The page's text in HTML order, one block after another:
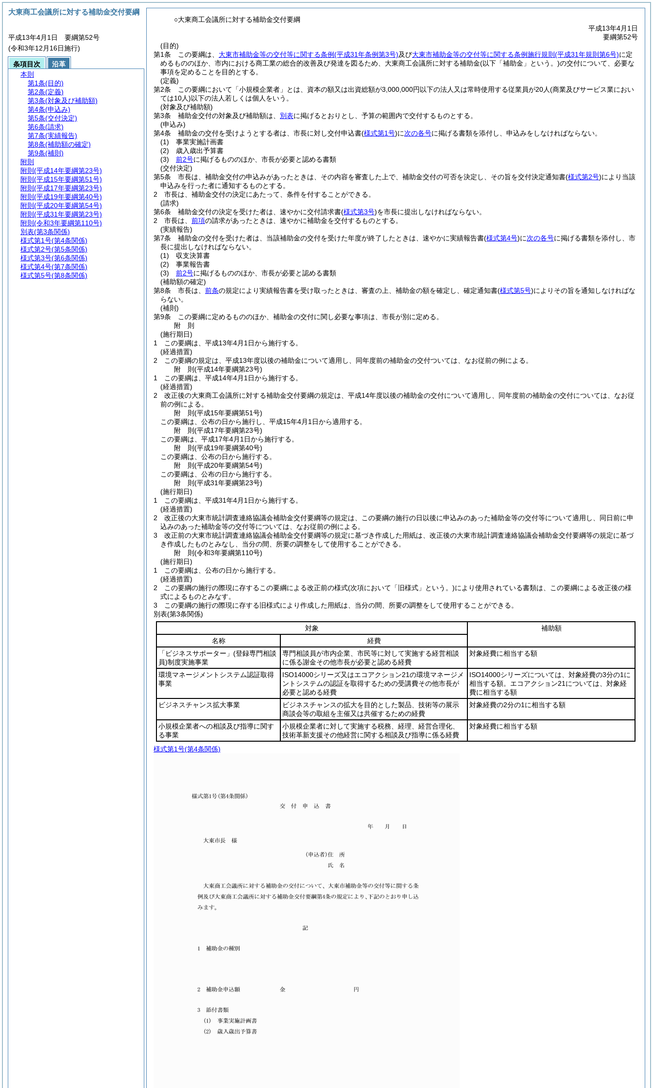
○大東商工会議所に対する補助金交付要綱
平成13年4月1日
要綱第52号
(目的)
第1条
この要綱は、 大東市補助金等の交付等に関する条例(平成31年条例第3号)及び大東市補助金等の交付等に関する条例施行規則 (平成31年規則第6号)に定
めるもののほか、市内における商工業の総合的改善及び発達を図るため、大東商工会議所に対する補助金(以下「補助金」という。)の交付について、必要な
事項を定めることを目的とする。
(定義)
第2条
この要綱において「小規模企業者」とは、資本の額又は出資総額が3,000,000円以下の法人又は常時使用する従業員が20人(商業及びサービス業におい
ては10人)以下の法人若しくは個人をいう。
(対象及び補助額)
第3条
補助金交付の対象及び補助額は、 別表に掲げるとおりとし、予算の範囲内で交付するものとする。
(申込み)
第4条
補助金の交付を受けようとする者は、市長に対し交付申込書(様式第1号)に次の各号に掲げる書類を添付し、申込みをしなければならない。
(1)
事業実施計画書
(2)
歳入歳出予算書
(3)
前2号に掲げるもののほか、市長が必要と認める書類
(交付決定)
第5条
市長は、補助金交付の申込みがあったときは、その内容を審査した上で、補助金交付の可否を決定し、その旨を交付決定通知書(様式第2号)により当該
申込みを行った者に通知するものとする。
2
市長は、補助金交付の決定にあたって、条件を付することができる。
(請求)
第6条
補助金交付の決定を受けた者は、速やかに交付請求書(様式第3号)を市長に提出しなければならない。
2
市長は、 前項の請求があったときは、速やかに補助金を交付するものとする。
(実績報告)
第7条
補助金の交付を受けた者は、当該補助金の交付を受けた年度が終了したときは、速やかに実績報告書(様式第4号)に次の各号に掲げる書類を添付し、市
長に提出しなければならない。
(1)
収支決算書
(2)
事業報告書
(3)
前2号に掲げるもののほか、市長が必要と認める書類
(補助額の確定)
第8条
市長は、 前条の規定により実績報告書を受け取ったときは、審査の上、補助金の額を確定し、確定通知書(様式第5号)によりその旨を通知しなければな
らない。
(補則)
第9条
この要綱に定めるもののほか、補助金の交付に関し必要な事項は、市長が別に定める。
附 則
(施行期日)
1
この要綱は、平成13年4月1日から施行する。
(経過措置)
2
この要綱の規定は、平成13年度以後の補助金について適用し、同年度前の補助金の交付ついては、なお従前の例による。
附 則(平成14年要綱第23号)
1
この要綱は、平成14年4月1日から施行する。
(経過措置)
2
改正後の大東商工会議所に対する補助金交付要綱の規定は、平成14年度以後の補助金の交付について適用し、同年度前の補助金の交付については、なお従
前の例による。
附 則(平成15年要綱第51号)
この要綱は、公布の日から施行し、平成15年4月1日から適用する。
附 則(平成17年要綱第23号)
この要綱は、平成17年4月1日から施行する。
附 則(平成19年要綱第40号)
この要綱は、公布の日から施行する。
附 則(平成20年要綱第54号)
この要綱は、公布の日から施行する。
附 則(平成31年要綱第23号)
(施行期日)
1
この要綱は、平成31年4月1日から施行する。
(経過措置)
2
改正後の大東市統計調査連絡協議会補助金交付要綱等の規定は、この要綱の施行の日以後に申込みのあった補助金等の交付等について適用し、同日前に申
込みのあった補助金等の交付等については、なお従前の例による。
3
改正前の大東市統計調査連絡協議会補助金交付要綱等の規定に基づき作成した用紙は、改正後の大東市統計調査連絡協議会補助金交付要綱等の規定に基づ
き作成したものとみなし、当分の間、所要の調整をして使用することができる。
附 則(令和3年要綱第110号)
(施行期日)
1
この要綱は、公布の日から施行する。
(経過措置)
2
この要綱の施行の際現に存するこの要綱による改正前の様式(次項において「旧様式」という。)により使用されている書類は、この要綱による改正後の様
式によるものとみなす。
3
この要綱の施行の際現に存する旧様式により作成した用紙は、当分の間、所要の調整をして使用することができる。
別表(第3条関係)
対象
補助額
名称
経費
「ビジネスサポーター」 (登録専門相談
員)制度実施事業
専門相談員が市内企業、市民等に対して実施する経営相談
に係る謝金その他市長が必要と認める経費
対象経費に相当する額
環境マネージメントシステム認証取得
事業
ISO14000シリーズ又はエコアクション21の環境マネージメ
ントシステムの認証を取得するための受講費その他市長が
必要と認める経費
ISO14000シリーズについては、対象経費の3分の1に
相当する額。エコアクション21については、対象経
費に相当する額
ビジネスチャンス拡大事業
ビジネスチャンスの拡大を目的とした製品、技術等の展示
商談会等の取組を主催又は共催するための経費
対象経費の2分の1に相当する額
小規模企業者への相談及び指導に関す
る事業
小規模企業者に対して実施する税務、経理、経営合理化、
技術革新支援その他経営に関する相談及び指導に係る経費
対象経費に相当する額
様式第1号(第4条関係)
大東商工会議所に対する補助金交付要綱
平成13年4月1日 要綱第52号
(令和3年12月16日施行)
条項目次
沿革
本則
第1条(目的)
第2条(定義)
第3条(対象及び補助額)
第4条(申込み)
第5条(交付決定)
第6条(請求)
第7条(実績報告)
第8条(補助額の確定)
第9条(補則)
附則
附則 (平成14年要綱第23号)
附則 (平成15年要綱第51号)
附則 (平成17年要綱第23号)
附則 (平成19年要綱第40号)
附則 (平成20年要綱第54号)
附則 (平成31年要綱第23号)
附則 (令和3年要綱第110号)
別表(第3条関係)
様式第1号(第4条関係)
様式第2号(第5条関係)
様式第3号(第6条関係)
様式第4号(第7条関係)
様式第5号(第8条関係)